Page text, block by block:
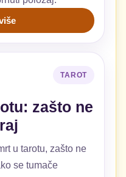
TAROT
zašto ne
u tarotu, zašto ne
se tumače